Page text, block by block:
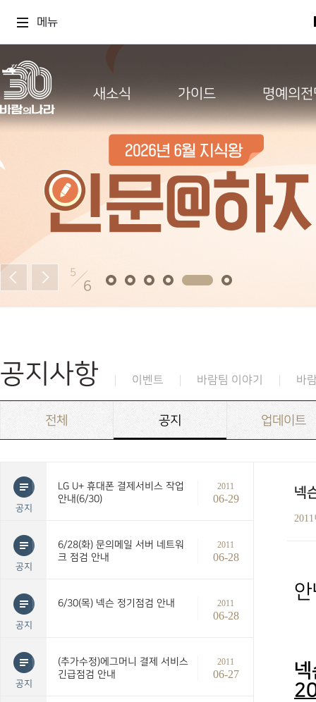
메뉴
새소식 가이드 명예의
5
6
공지사항 이벤트 바람팀 이야기 바
전체 공지 업데이트
공지
LG U+ 휴대폰 결제서비스 작업
안내(6/30)
2011
06-29
공지
6/28(화) 문의메일 서버 네트워
크 점검 안내
2011
06-28
공지
6/30(목) 넥슨 정기점검 안내 2011
06-28
공지
(추가수정)에그머니 결제 서비스
긴급점검 안내
2011
06-27
넥